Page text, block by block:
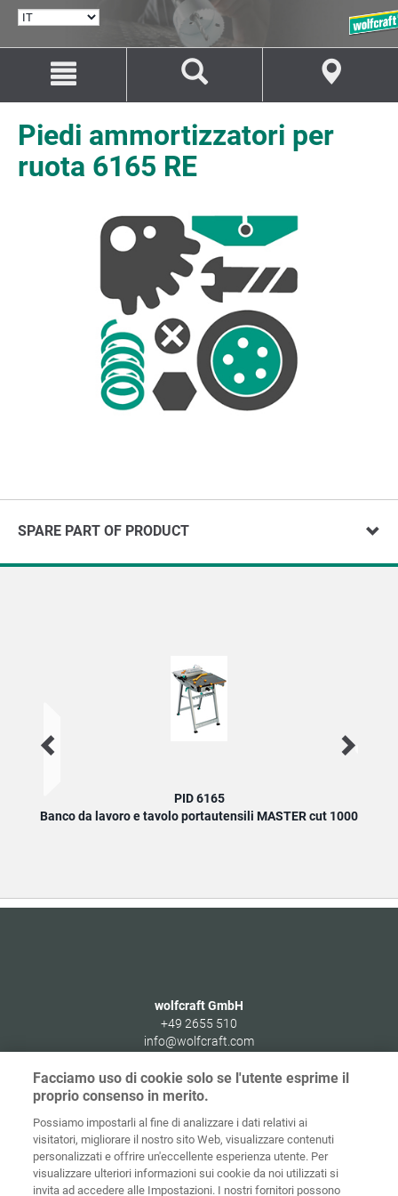
SELEZIONA
contenuto
navigazione
Piedi ammortizzatori per
ruota 6165 RE
SPARE PART OF PRODUCT
PID 6165
Banco da lavoro e tavolo portautensili MASTER cut 1000
wolfcraft GmbH
+49 2655 510
info@wolfcraft.com
56746 Kempenich
Germany
Facciamo uso di cookie solo se l'utente esprime il
proprio consenso in merito.
Possiamo impostarli al fine di analizzare i dati relativi ai
visitatori, migliorare il nostro sito Web, visualizzare contenuti
personalizzati e offrire un'eccellente esperienza utente. Per
visualizzare ulteriori informazioni sui cookie da noi utilizzati si
invita ad accedere alle Impostazioni. I nostri fornitori possono